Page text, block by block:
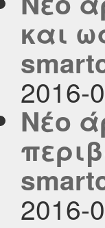
και
2016-
Νέο
2016-